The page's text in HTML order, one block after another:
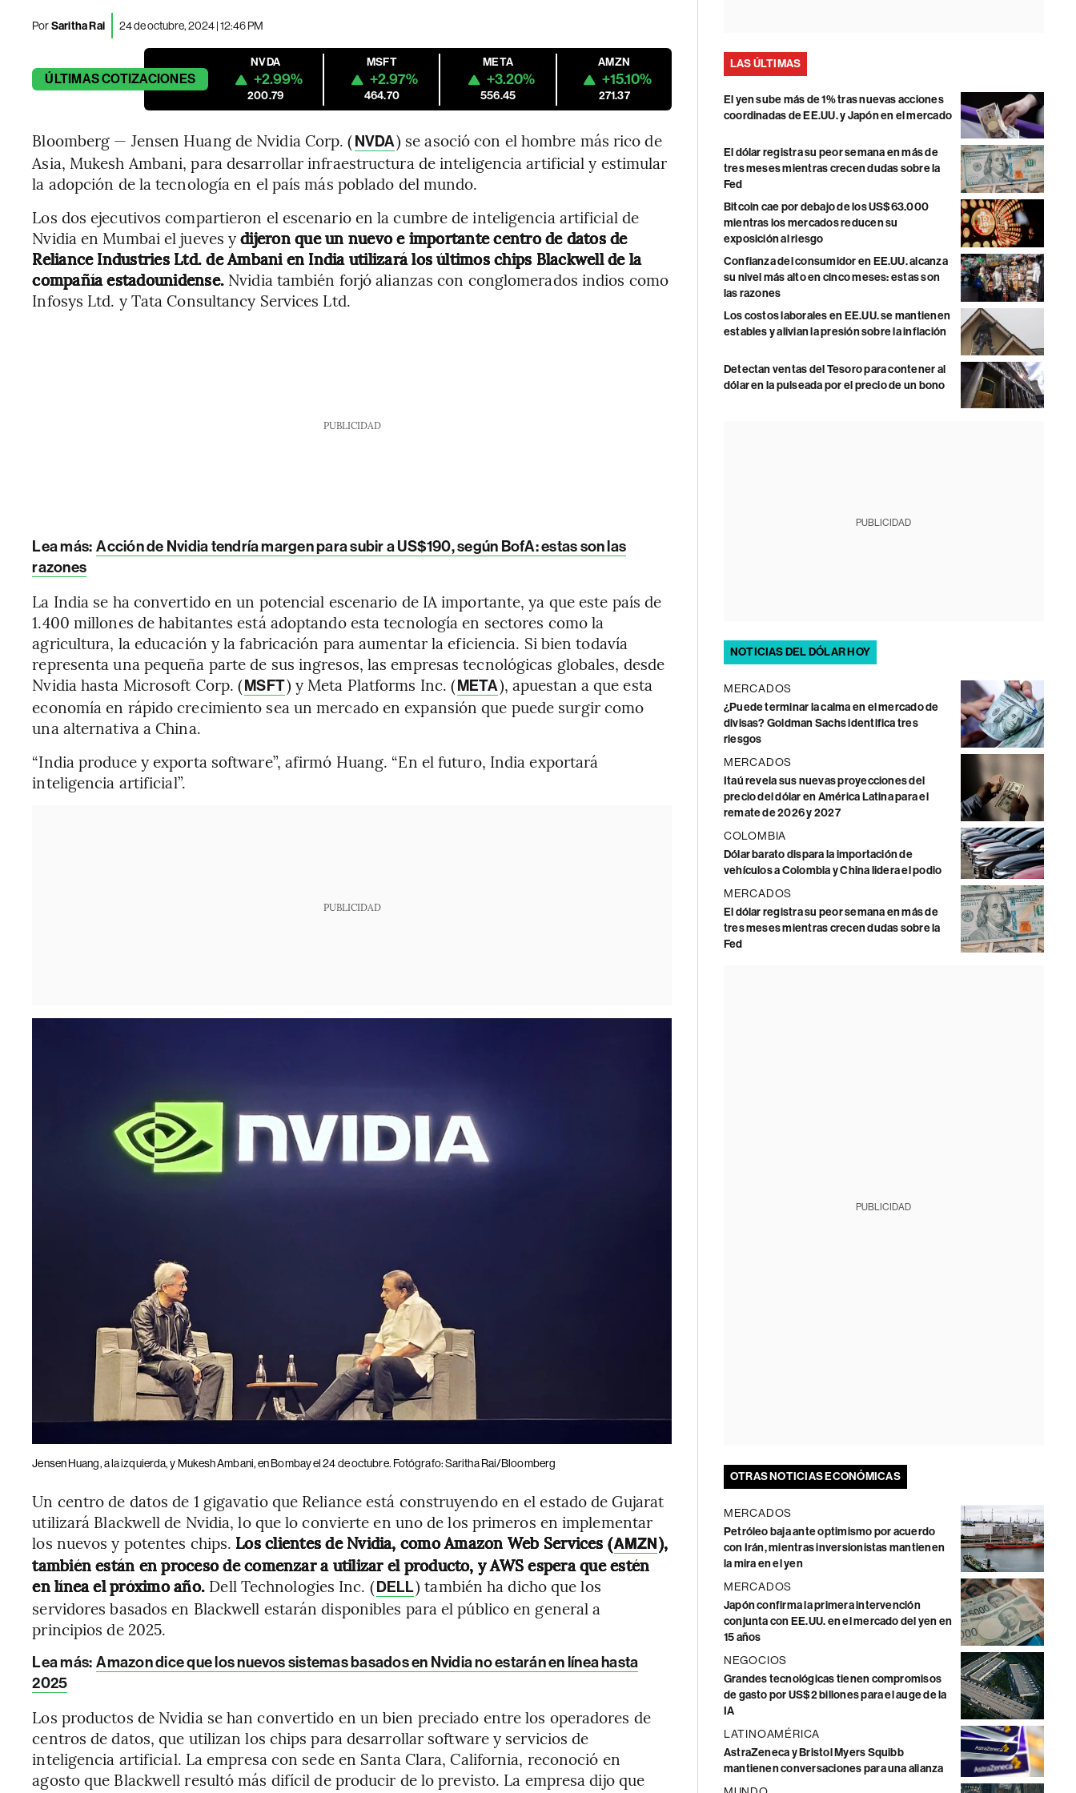
PorSaritha Rai 24 de octubre, 2024 | 12:46 PM
ÚLTIMASCOTIZACIONES
NVDA
+2.99%
200.79
MSFT
+2.97%
464.70
META
+3.20%
556.45
AMZN
+15.10%
271.37
Bloomberg — Jensen Huang de Nvidia Corp. (NVDA) se asoció con el hombre más rico de
Asia, Mukesh Ambani, para desarrollar infraestructura de inteligencia artificial y estimular
la adopción de la tecnología en el país más poblado del mundo.
Los dos ejecutivos compartieron el escenario en la cumbre de inteligencia artificial de
Nvidia en Mumbai el jueves ydijeron que un nuevo e importante centro de datos de
Reliance Industries Ltd. de Ambani en India utilizará los últimos chips Blackwell de la
compañía estadounidense. Nvidia también forjó alianzas con conglomerados indios como
Infosys Ltd. y Tata Consultancy Services Ltd.
PUBLICIDAD
Lea más: Acción de Nvidia tendría margen para subir a US$190, según BofA: estas son las
razones
La India se ha convertido en un potencial escenario de IA importante, ya que este país de
1.400 millones de habitantes está adoptando esta tecnología en sectores como la
agricultura, la educación y la fabricación para aumentar la eficiencia. Si bien todavía
representa una pequeña parte de sus ingresos, las empresas tecnológicas globales, desde
Nvidia hasta Microsoft Corp. (MSFT) y Meta Platforms Inc. (META), apuestan a que esta
economía en rápido crecimiento sea un mercado en expansión que puede surgir como
una alternativa a China.
“India produce y exporta software”, afirmó Huang. “En el futuro, India exportará
inteligencia artificial”.
PUBLICIDAD
Jensen Huang, a la izquierda, y Mukesh Ambani, en Bombay el 24 de octubre. Fotógrafo: Saritha Rai/Bloomberg
Un centro de datos de 1 gigavatio que Reliance está construyendo en el estado de Gujarat
utilizará Blackwell de Nvidia, lo que lo convierte en uno de los primeros en implementar
los nuevos y potentes chips. Los clientes de Nvidia, como Amazon Web Services (AMZN),
también están en proceso de comenzar a utilizar el producto, y AWS espera que estén
en línea el próximo año. Dell Technologies Inc. (DELL) también ha dicho que los
servidores basados en Blackwell estarán disponibles para el público en general a
principios de 2025.
Lea más: Amazon dice que los nuevos sistemas basados en Nvidia no estarán en línea hasta
2025
Los productos de Nvidia se han convertido en un bien preciado entre los operadores de
centros de datos, que utilizan los chips para desarrollar software y servicios de
inteligencia artificial. La empresa con sede en Santa Clara, California, reconoció en
agosto que Blackwell resultó más difícil de producir de lo previsto. La empresa dijo que
LAS ÚLTIMAS
El yen sube más de 1% tras nuevas acciones
coordinadas de EE.UU. y Japón en el mercado
El dólar registra su peor semana en más de
tres meses mientras crecen dudas sobre la
Fed
Bitcoin cae por debajo de los US$63.000
mientras los mercados reducen su
exposición al riesgo
Confianza del consumidor en EE.UU. alcanza
su nivel más alto en cinco meses: estas son
las razones
Los costos laborales en EE.UU. se mantienen
estables y alivian la presión sobre la inflación
Detectan ventas del Tesoro para contener al
dólar en la pulseada por el precio de un bono
PUBLICIDAD
NOTICIAS DEL DÓLAR HOY
MERCADOS
¿Puede terminar la calma en el mercado de
divisas? Goldman Sachs identifica tres
riesgos
MERCADOS
Itaú revela sus nuevas proyecciones del
precio del dólar en América Latina para el
remate de 2026 y 2027
COLOMBIA
Dólar barato dispara la importación de
vehículos a Colombia y China lidera el podio
MERCADOS
El dólar registra su peor semana en más de
tres meses mientras crecen dudas sobre la
Fed
PUBLICIDAD
OTRAS NOTICIAS ECONÓMICAS
MERCADOS
Petróleo baja ante optimismo por acuerdo
con Irán, mientras inversionistas mantienen
la mira en el yen
MERCADOS
Japón confirma la primera intervención
conjunta con EE.UU. en el mercado del yen en
15 años
NEGOCIOS
Grandes tecnológicas tienen compromisos
de gasto por US$2 billones para el auge de la
IA
LATINOAMÉRICA
AstraZeneca y Bristol Myers Squibb
mantienen conversaciones para una alianza